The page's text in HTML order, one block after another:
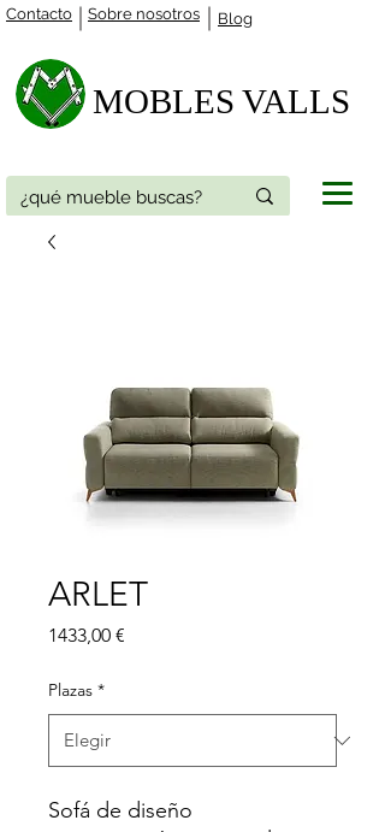
Contacto Blog
Sobre nosotros
MOBLES VALLS​
ARLET
1433,00 €
Plazas *
Sofá de diseño